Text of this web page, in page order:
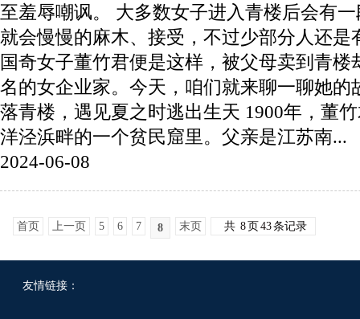
至羞辱嘲讽。 大多数女子进入青楼后会有
就会慢慢的麻木、接受，不过少部分人还是
国奇女子董竹君便是这样，被父母卖到青楼
名的女企业家。今天，咱们就来聊一聊她的
落青楼，遇见夏之时逃出生天 1900年，董
洋泾浜畔的一个贫民窟里。父亲是江苏南...
2024-06-08
首页 上一页 5 6 7 8 末页 共 8页 43条记录
友情链接：